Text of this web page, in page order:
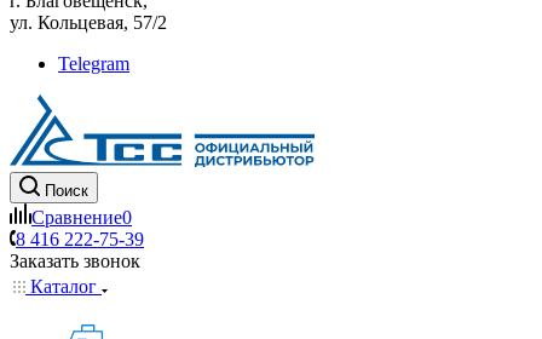
ул. Кольцевая, 57/2
Telegram
Поиск
Сравнение0
8 416 222-75-39
Заказать звонок
Каталог